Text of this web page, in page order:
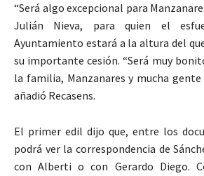
“Será algo excepcional para
Julián Nieva, para quien el
Ayuntamiento estará a la altura del
su importante cesión. “Será muy
la familia, Manzanares y mucha gente
añadió Recasens.
El primer edil dijo que, entre los
podrá ver la correspondencia de
con Alberti o con Gerardo Diego.